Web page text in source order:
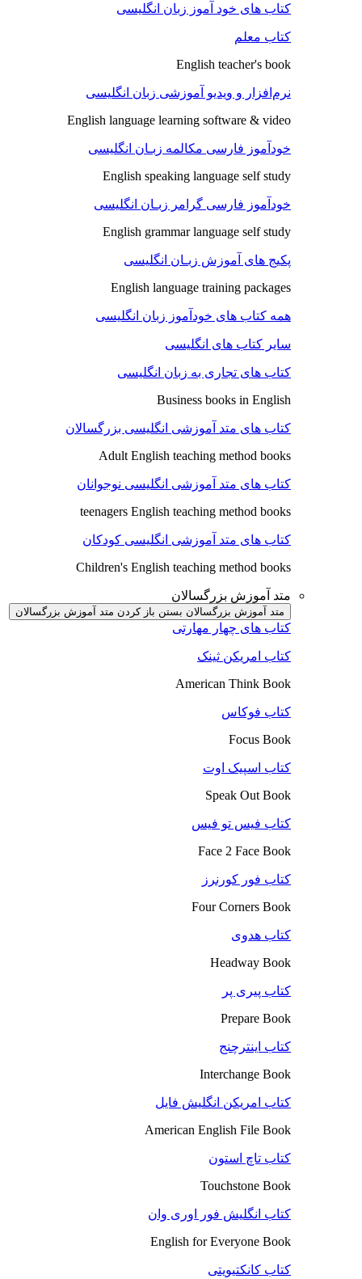
کتاب های خود آموز زبان انگلیسی
کتاب معلم
English teacher's book
نرم‌افزار و ویدیو آموزشی زبان انگلیسی
English language learning software & video
خودآموز فارسی مکالمه زبـان انگلیسی
English speaking language self study
خودآموز فارسی گرامر زبـان انگلیسی
English grammar language self study
پکیج های آموزش زبـان انگلیسی
English language training packages
همه کتاب های خودآموز زبان انگلیسی
سایر کتاب های انگلیسی
کتاب های تجاری به زبان انگلیسی
Business books in English
کتاب های متد آموزشی انگلیسی بزرگسالان
Adult English teaching method books
کتاب های متد آموزشی انگلیسی نوجوانان
teenagers English teaching method books
کتاب های متد آموزشی انگلیسی کودکان
Children's English teaching method books
متد آموزش بزرگسالان
متد آموزش بزرگسالان بستن باز کردن متد آموزش بزرگسالان
کتاب های چهار مهارتی
کتاب امریکن ثینک
American Think Book
کتاب فوکاس
Focus Book
کتاب اسپیک اوت
Speak Out Book
کتاب فیس تو فیس
Face 2 Face Book
کتاب فور کورنرز
Four Corners Book
کتاب هدوی
Headway Book
کتاب پیری پر
Prepare Book
کتاب اینترچنج
Interchange Book
کتاب امریکن انگلیش فایل
American English File Book
کتاب تاچ استون
Touchstone Book
کتاب انگلیش فور اوری وان
English for Everyone Book
کتاب کانکتیویتی